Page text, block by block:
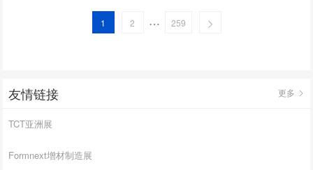
1 2 … 259
友情链接 更多
TCT亚洲展
Formnext增材制造展